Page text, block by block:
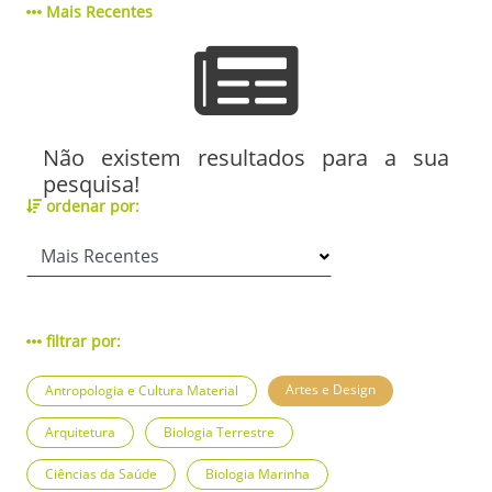
Mais Recentes
Não existem resultados para a sua
pesquisa!
ordenar por:
filtrar por:
Antropologia e Cultura Material Artes e Design
Arquitetura Biologia Terrestre
Ciências da Saúde Biologia Marinha